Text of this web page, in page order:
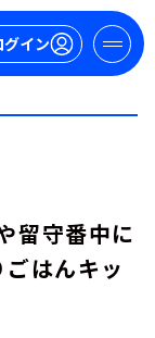
グイン
留守番中に
ごはんキッ